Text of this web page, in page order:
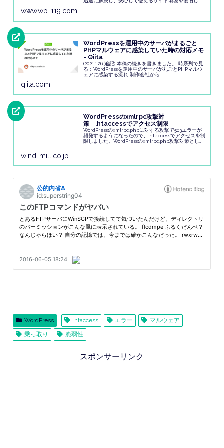
www.wp-119.com
WordPressを運用中のサーバがまるごと
PHPマルウェアに感染していた時の対応メモ
- Qiita
(2021.1.26 追記) 本稿の続きを書きました。 時系列で見
る：WordPressを運用中のサーバが丸ごとPHPマルウ
ェアに感染する流れ 制作会社から...
qiita.com
WordPressのxmlrpc攻撃対
策 .htaccessでアクセス制限
WordPressのxmlrpc.phpに対する攻撃で503エラーが
頻発するようになったので、.htaccessでアクセスを制
限しました。WordPressのxmlrpc.php攻撃対策とし
wind-mill.co.jp
WordPress .htaccess エラー
マルウェア
乗っ取り
脆弱性
スポンサーリンク